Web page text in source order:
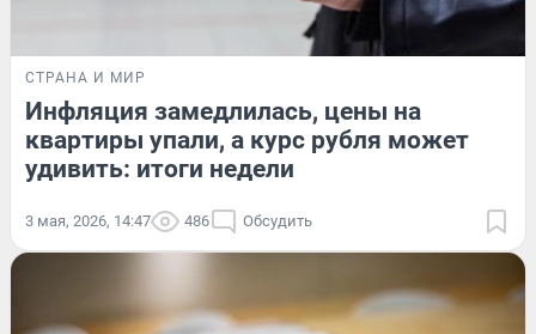
СТРАНА И МИР
Инфляция замедлилась, цены на
квартиры упали, а курс рубля может
удивить: итоги недели
3 мая, 2026, 14:47 486 Обсудить